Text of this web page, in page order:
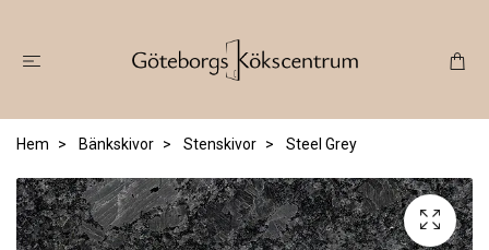
Hem Bänkskivor Stenskivor Steel Grey